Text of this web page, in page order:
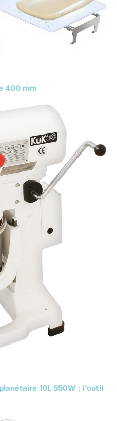
400 mm
10L 550W : l’outil